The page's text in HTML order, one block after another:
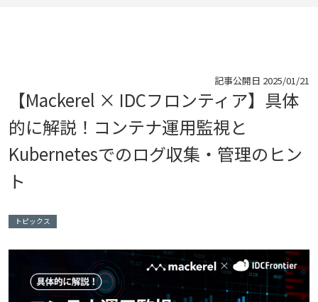
記事公開日 2025/01/21
【Mackerel × IDCフロンティア】具体
的に解説！コンテナ運用監視と
Kubernetesでのログ収集・管理のヒン
ト
トピックス